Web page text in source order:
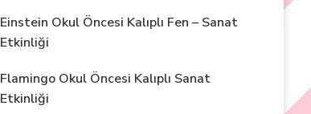
Einstein Okul Öncesi Kalıplı Fen – Sanat
Etkinliği
Flamingo Okul Öncesi Kalıplı Sanat
Etkinliği